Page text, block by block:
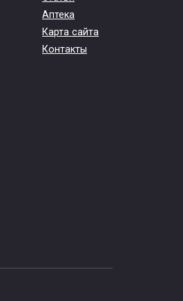
Аптека
Карта сайта
Контакты